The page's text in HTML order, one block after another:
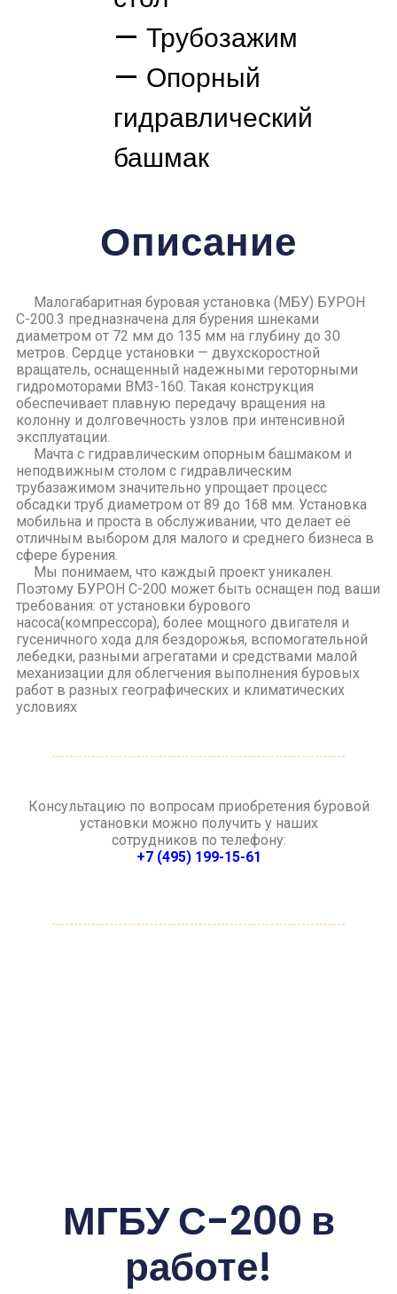
— Трубозажим
— Опорный
гидравлический
башмак
Описание
Малогабаритная буровая установка (МБУ) БУРОН
С-200.3 предназначена для бурения шнеками
диаметром от 72 мм до 135 мм на глубину до 30
метров. Сердце установки — двухскоростной
вращатель, оснащенный надежными героторными
гидромоторами ВМ3-160. Такая конструкция
обеспечивает плавную передачу вращения на
колонну и долговечность узлов при интенсивной
эксплуатации.
Мачта с гидравлическим опорным башмаком и
неподвижным столом с гидравлическим
трубазажимом значительно упрощает процесс
обсадки труб диаметром от 89 до 168 мм. Установка
мобильна и проста в обслуживании, что делает её
отличным выбором для малого и среднего бизнеса в
сфере бурения.
Мы понимаем, что каждый проект уникален.
Поэтому БУРОН С-200 может быть оснащен под ваши
требования: от установки бурового
насоса(компрессора), более мощного двигателя и
гусеничного хода для бездорожья, вспомогательной
лебедки, разными агрегатами и средствами малой
механизации для облегчения выполнения буровых
работ в разных географических и климатических
условиях
Консультацию по вопросам приобретения буровой
установки можно получить у наших
сотрудников по телефону:
+7 (495) 199-15-61
МГБУ С-200 в
работе!